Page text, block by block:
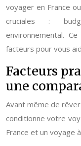
voyager en France
cruciales :
environnemental.
facteurs pour vous
Facteurs
une
Avant même de
conditionne votre
France et un voyage